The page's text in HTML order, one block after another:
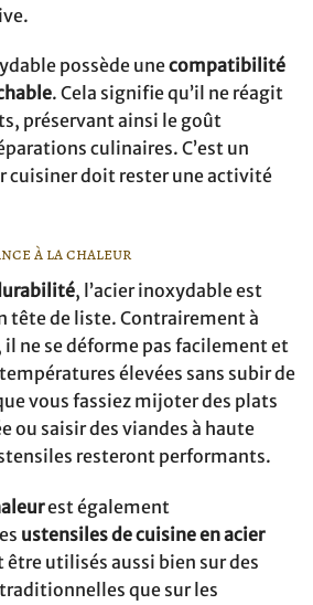
possède unecompatibilité
. Cela signifie qu’il ne réagit
préservant ainsi le goût
culinaires. C’est un
cuisiner doit rester une activité
à la chaleur
, l’acier inoxydable est
tête de liste. Contrairement à
ne se déforme pas facilement et
élevées sans subir de
vous fassiez mijoter des plats
ou saisir des viandes à haute
resteront performants.
est également
ustensiles de cuisine en acier
être utilisés aussi bien sur des
que sur les